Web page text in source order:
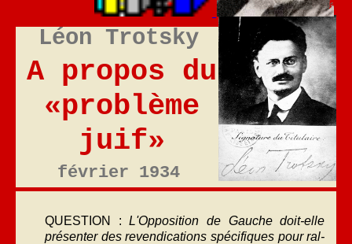
Léon Trotsky
A propos du
«problème
juif»
février 1934
QUESTION :L'Opposition de Gauche doit-elle
présenter des revendications spécifiques pour ral­